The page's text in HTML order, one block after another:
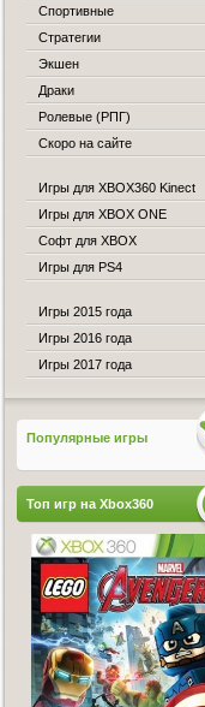
Спортивные
Стратегии
Экшен
Драки
Ролевые (РПГ)
Скоро на сайте
Игры для XBOX360 Kinect
Игры для XBOX ONE
Софт для XBOX
Игры для PS4
Игры 2015 года
Игры 2016 года
Игры 2017 года
Популярные игры
Топ игр на Xbox360